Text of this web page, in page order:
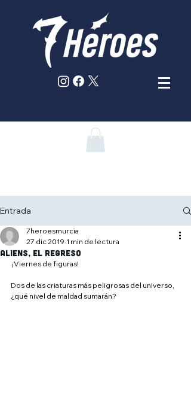
Entrada
ALIENS, EL REGRESO
7heroesmurcia
27 dic 2019 1 min de lectura
¡Viernes de figuras!
Dos de las criaturas más peligrosas del universo,
¿qué nivel de maldad sumarán?